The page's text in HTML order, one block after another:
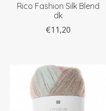
Rico Fashion Silk Blend
dk
€11,20